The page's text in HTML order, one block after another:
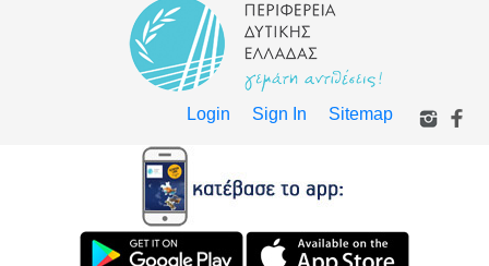
Login Sign In Sitemap